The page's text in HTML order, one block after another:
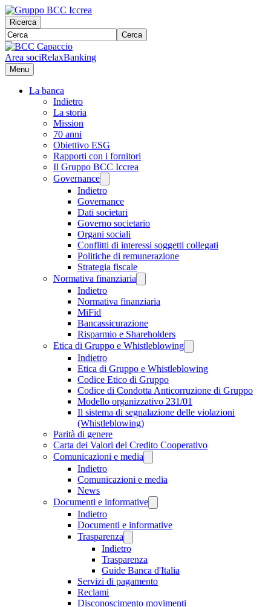
Ricerca
Cerca
Area sociRelaxBanking
Menu
La banca
Indietro
La storia
Mission
70 anni
Obiettivo ESG
Rapporti con i fornitori
Il Gruppo BCC Iccrea
Governance
Indietro
Governance
Dati societari
Governo societario
Organi sociali
Conflitti di interessi soggetti collegati
Politiche di remunerazione
Strategia fiscale
Normativa finanziaria
Indietro
Normativa finanziaria
MiFid
Bancassicurazione
Risparmio e Shareholders
Etica di Gruppo e Whistleblowing
Indietro
Etica di Gruppo e Whistleblowing
Codice Etico di Gruppo
Codice di Condotta Anticorruzione di Gruppo
Modello organizzativo 231/01
Il sistema di segnalazione delle violazioni
(Whistleblowing)
Parità di genere
Carta dei Valori del Credito Cooperativo
Comunicazioni e media
Indietro
Comunicazioni e media
News
Documenti e informative
Indietro
Documenti e informative
Trasparenza
Indietro
Trasparenza
Guide Banca d'Italia
Servizi di pagamento
Reclami
Disconoscimento movimenti